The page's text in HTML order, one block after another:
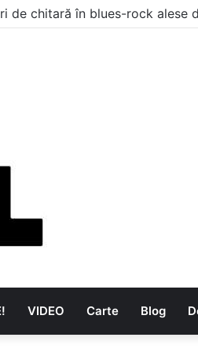
de chitară în blues-rock alese
VIDEO Carte Blog